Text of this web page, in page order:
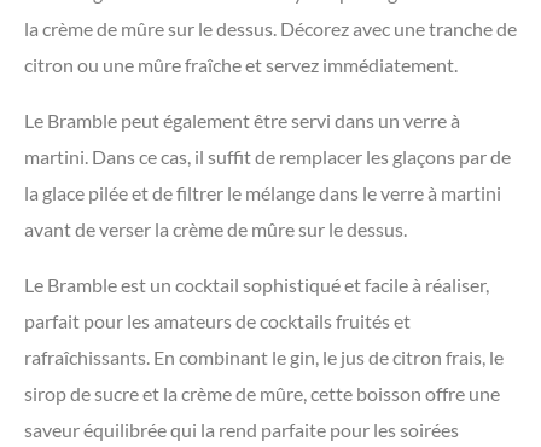
la crème de mûre sur le dessus. Décorez avec une tranche de
citron ou une mûre fraîche et servez immédiatement.
Le Bramble peut également être servi dans un verre à
martini. Dans ce cas, il suffit de remplacer les glaçons par de
la glace pilée et de filtrer le mélange dans le verre à martini
avant de verser la crème de mûre sur le dessus.
Le Bramble est un cocktail sophistiqué et facile à réaliser,
parfait pour les amateurs de cocktails fruités et
rafraîchissants. En combinant le gin, le jus de citron frais, le
sirop de sucre et la crème de mûre, cette boisson offre une
saveur équilibrée qui la rend parfaite pour les soirées